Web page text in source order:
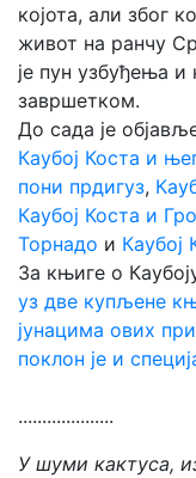
којота, али због
живот на ранчу
је пун узбуђења
завршетком.
До сада је
Каубој Коста и
пони прдигуз,
Каубој Коста и
Торнадо и Каубој
За књиге о
уз две купљене
јунацима ових
поклон је и
....................
У шуми кактуса,